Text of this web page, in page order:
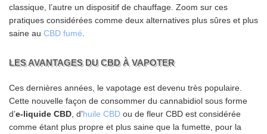
classique, l’autre un dispositif de chauffage. Zoom sur ces
pratiques considérées comme deux alternatives plus sûres et plus
saine au CBD fumé
LES AVANTAGES DU CBD À VAPOTER
Ces dernières années, le vapotage est devenu très populaire.
Cette nouvelle façon de consommer du cannabidiol sous forme
d’e-liquide CBD , d’huile CBD ou de fleur CBD est considérée
comme étant plus propre et plus saine que la fumette, pour la